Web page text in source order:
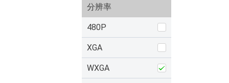
分辨率
480P
XGA
WXGA